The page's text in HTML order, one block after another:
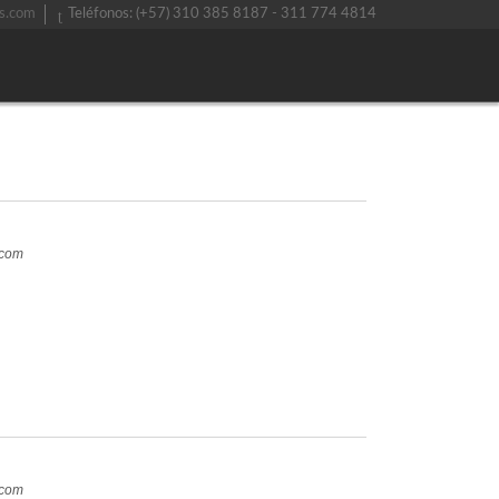
Teléfonos: (+57) 310 385 8187 - 311 774 4814